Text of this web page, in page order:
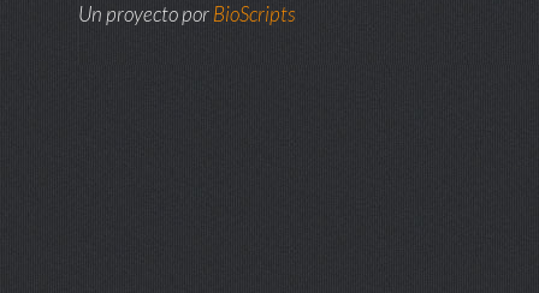
Un proyecto porBioScripts